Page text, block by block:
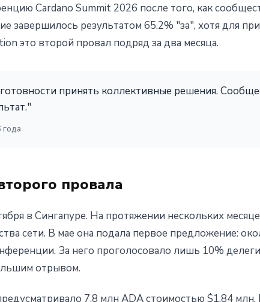
Cardano
голосования
Cardano Summit 2026 после того, как
завершилось результатом 65.2% "за", хотя для
это второй провал подряд за два месяца.
принять коллективные решения.
провала
в Сингапуре. На протяжении нескольких
сети. В мае она подала первое предложение:
За него проголосовало лишь 10%
отрывом.
7.8 млн ADA стоимостью $1.84 млн.